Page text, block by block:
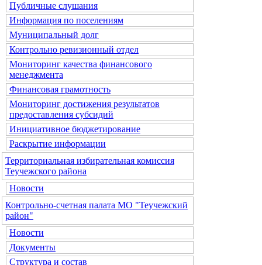
Публичные слушания
Информация по поселениям
Муниципальный долг
Контрольно ревизионный отдел
Мониторинг качества финансового
менеджмента
Финансовая грамотность
Мониторинг достижения результатов
предоставления субсидий
Инициативное бюджетирование
Раскрытие информации
Территориальная избирательная комиссия
Теучежского района
Новости
Контрольно-счетная палата МО "Теучежский
район"
Новости
Документы
Структура и состав